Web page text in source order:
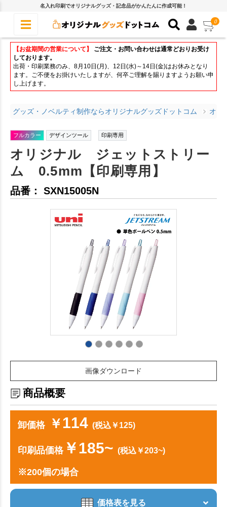
名入れ印刷でオリジナルグッズ・記念品がかんたんに作成可能！
0
【お盆期間の営業について】
ご注文・お問い合わせは通常どおりお受け
しております。
出荷・印刷業務のみ、8月10日(月)、12日(水)～14日(金)はお休みとなり
ます。ご不便をお掛けいたしますが、何卒ご理解を賜りますようお願い申
し上げます。
グッズ・ノベルティ制作ならオリジナルグッズドットコム オリ
フルカラー デザインツール 印刷専用
オリジナル ジェットストリー
ム 0.5mm【印刷専用】
品番： SXN15005N
画像ダウンロード
商品概要
卸価格 ￥114 (税込￥125)
印刷品価格￥185~ (税込￥203~)
※200個の場合
価格表を見る